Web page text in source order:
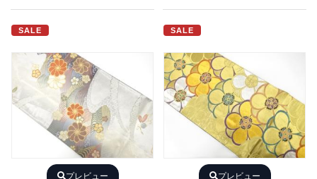
SALE
プレビュー
SALE
プレビュー